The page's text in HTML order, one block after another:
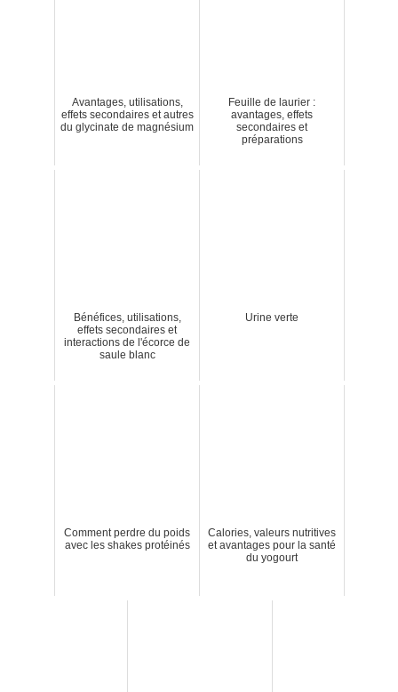
Avantages, utilisations,
effets secondaires et autres
du glycinate de magnésium
Feuille de laurier :
avantages, effets
secondaires et
préparations
Bénéfices, utilisations,
effets secondaires et
interactions de l'écorce de
saule blanc
Urine verte
Comment perdre du poids
avec les shakes protéinés
Calories, valeurs nutritives
et avantages pour la santé
du yogourt